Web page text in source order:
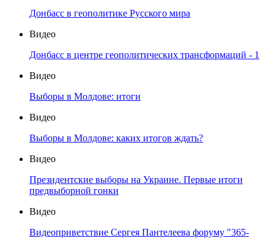
Донбасс в геополитике Русского мира
Видео
Донбасс в центре геополитических трансформаций - 1
Видео
Выборы в Молдове: итоги
Видео
Выборы в Молдове: каких итогов ждать?
Видео
Президентские выборы на Украине. Первые итоги
предвыборной гонки
Видео
Видеоприветствие Сергея Пантелеева форуму "365-